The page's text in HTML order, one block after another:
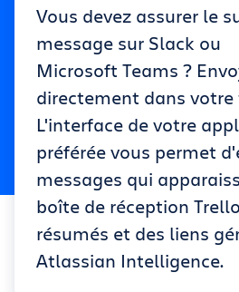
Vous devez assurer le
message sur Slack ou
Microsoft Teams ?
directement dans
L'interface de votre
préférée vous permet
messages qui
boîte de réception
résumés et des liens
Atlassian Intelligence.